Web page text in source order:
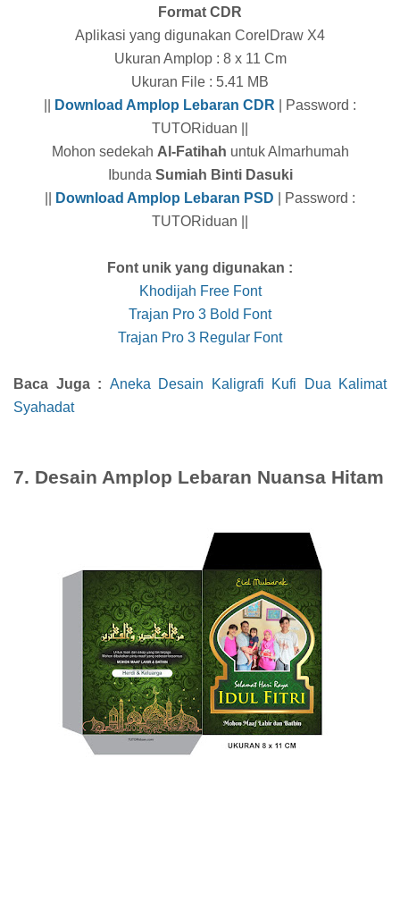
Format CDR
Aplikasi yang digunakan CorelDraw X4
Ukuran Amplop : 8 x 11 Cm
Ukuran File : 5.41 MB
Download Amplop Lebaran CDR | Password :
TUTORiduan ||
Mohon sedekah Al-Fatihah untuk Almarhumah
Ibunda Sumiah Binti Dasuki
Download Amplop Lebaran PSD | Password :
TUTORiduan ||
Font unik yang digunakan :
Khodijah Free Font
Trajan Pro 3 Bold Font
Trajan Pro 3 Regular Font
Baca Juga : Aneka Desain Kaligrafi Kufi Dua Kalimat
Syahadat
7. Desain Amplop Lebaran Nuansa Hitam